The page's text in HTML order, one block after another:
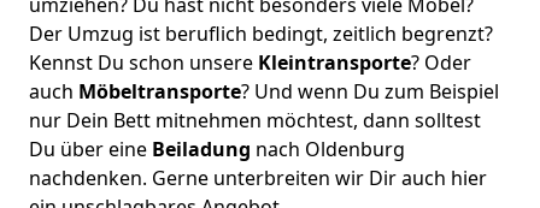
Der Umzug ist beruflich bedingt, zeitlich begrenzt?
Kennst Du schon unsere Kleintransporte? Oder
auch Möbeltransporte? Und wenn Du zum Beispiel
nur Dein Bett mitnehmen möchtest, dann solltest
Du über eine Beiladung nach Oldenburg
nachdenken. Gerne unterbreiten wir Dir auch hier